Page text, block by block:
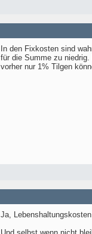
In den Fixkosten sind
für die Summe zu
vorher nur 1% Tilgen
Ja,